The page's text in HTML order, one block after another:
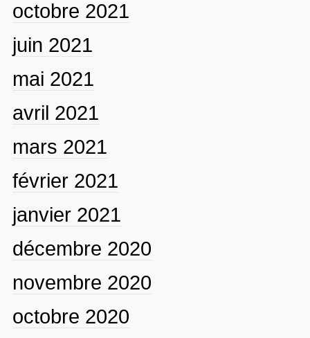
octobre 2021
juin 2021
mai 2021
avril 2021
mars 2021
février 2021
janvier 2021
décembre 2020
novembre 2020
octobre 2020